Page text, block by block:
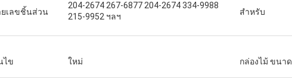
เลขชิ้นส่วน
204-2674 267-6877 204-2674 334-9988
215-9952 ฯลฯ
สำหรับ
ไข ใหม่ กล่องไม้ ขนาด